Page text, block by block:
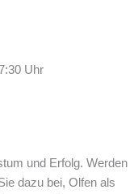
Uhr
und Erfolg. Werden
dazu bei, Olfen als